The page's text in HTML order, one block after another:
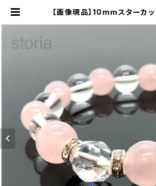
【画像現品】10mmスターカッ